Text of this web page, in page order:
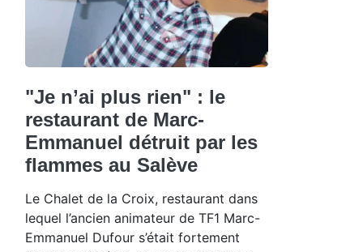
"Je n’ai plus rien" : le
restaurant de Marc-
Emmanuel détruit par les
flammes au Salève
Le Chalet de la Croix, restaurant dans
lequel l’ancien animateur de TF1 Marc-
Emmanuel Dufour s’était fortement